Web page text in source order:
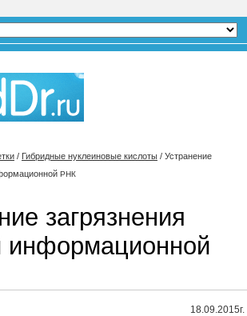
/ Гибридные нуклеиновые кислоты / Устранение
РНК
загрязнения
информационной
18.09.2015г.